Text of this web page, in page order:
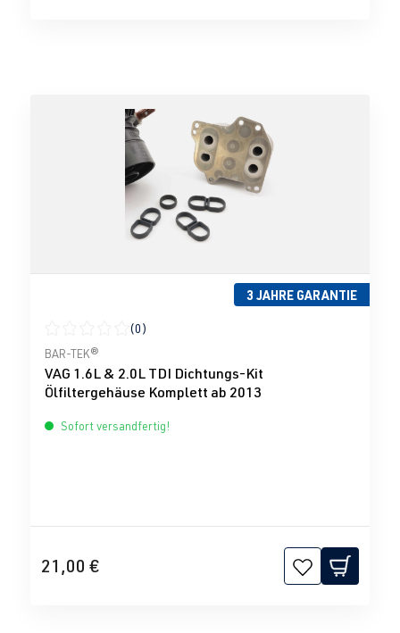
3 JAHRE GARANTIE
Durchschnittliche Bewertung von 0 von 5 Sternen
(0)
BAR-TEK®
VAG 1.6L & 2.0L TDI Dichtungs-Kit
Ölfiltergehäuse Komplett ab 2013
Sofort versandfertig!
21,00 €